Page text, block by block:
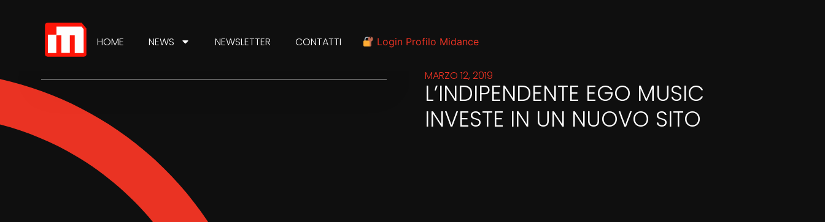
HOME NEWS NEWSLETTER CONTATTI Login Profilo Midance
MARZO 12, 2019
L’INDIPENDENTE EGO MUSIC
INVESTE IN UN NUOVO SITO